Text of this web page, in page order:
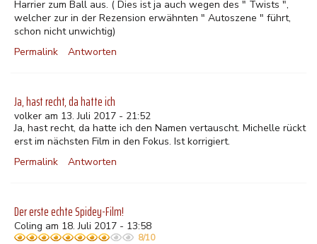
Harrier zum Ball aus. ( Dies ist ja auch wegen des " Twists ",
welcher zur in der Rezension erwähnten " Autoszene " führt,
schon nicht unwichtig)
Permalink
Antworten
Ja, hast recht, da hatte ich
volker am 13. Juli 2017 - 21:52
Ja, hast recht, da hatte ich den Namen vertauscht. Michelle rückt
erst im nächsten Film in den Fokus. Ist korrigiert.
Permalink
Antworten
Der erste echte Spidey-Film!
Coling am 18. Juli 2017 - 13:58
8/10